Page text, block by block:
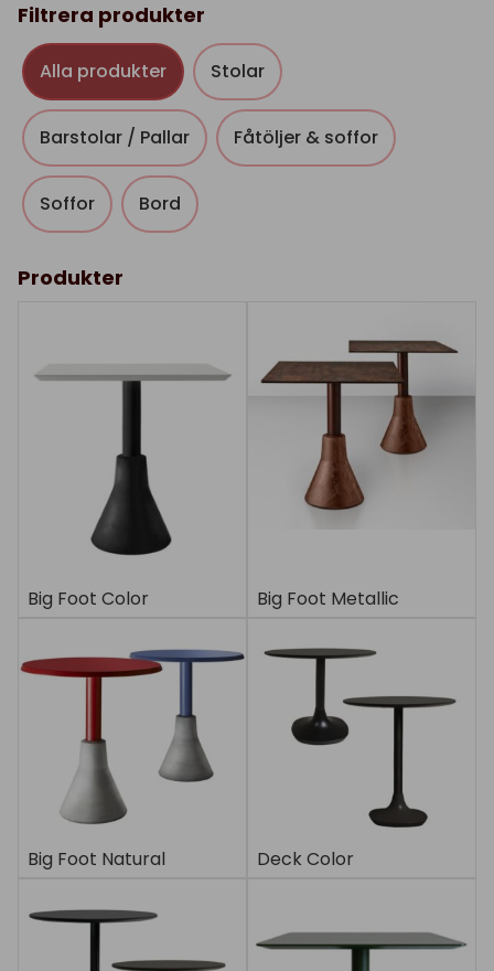
Filtrera produkter
Alla produkter Stolar
Barstolar / Pallar Fåtöljer & soffor
Soffor Bord
Produkter
Big Foot Color Big Foot Metallic
Big Foot Natural Deck Color